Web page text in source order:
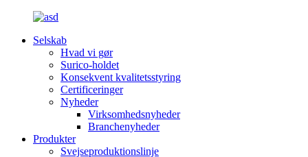
Selskab
Hvad vi gør
Surico-holdet
Konsekvent kvalitetsstyring
Certificeringer
Nyheder
Virksomhedsnyheder
Branchenyheder
Produkter
Svejseproduktionslinje